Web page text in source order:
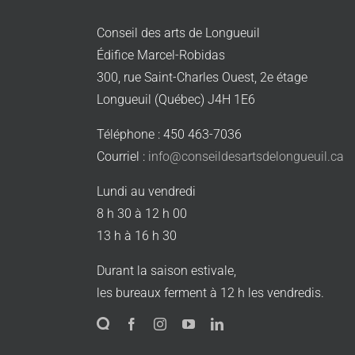
Conseil des arts de Longueuil
Édifice Marcel-Robidas
300, rue Saint-Charles Ouest, 2e étage
Longueuil (Québec) J4H 1E6
Téléphone : 450 463-7036
Courriel : info@conseildesartsdelongueuil.ca
Lundi au vendredi
8 h 30 à 12 h 00
13 h à 16 h 30
Durant la saison estivale,
les bureaux ferment à 12 h les vendredis.